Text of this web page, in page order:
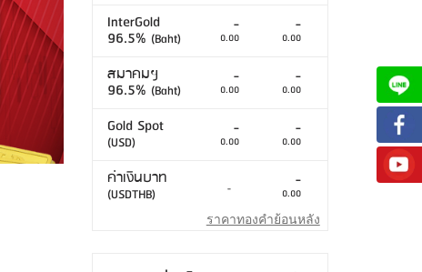
InterGold
96.5% (Baht)
-
0.00
-
0.00
สมาคมฯ
96.5% (Baht)
-
0.00
-
0.00
Gold Spot
(USD)
-
0.00
-
0.00
ค่าเงินบาท
(USDTHB) - -
0.00
ราคาทองคำย้อนหลัง